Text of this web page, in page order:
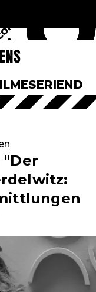
SERIEN